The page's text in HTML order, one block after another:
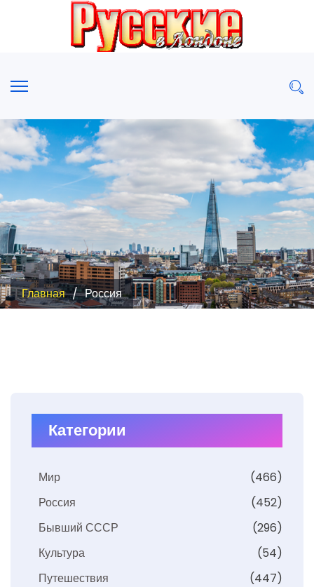
Главная Россия
Категории
Мир
(466)
Россия
(452)
Бывший СССР
(296)
Культура
(54)
Путешествия
(447)